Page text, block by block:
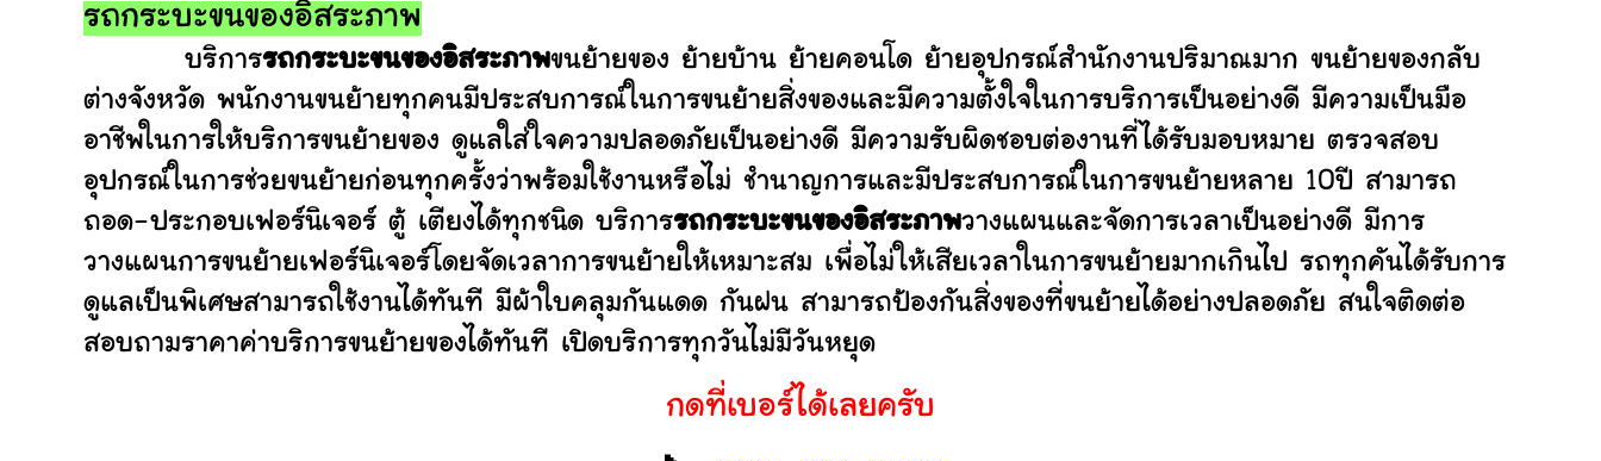
รถกระบะขนของอิสระภาพ
บริการรถกระบะขนของอิสระภาพขนย้ายของ ย้ายบ้าน ย้ายคอนโด ย้ายอุปกรณ์สำนักงานปริมาณมาก ขนย้ายของกลับ
ต่างจังหวัด พนักงานขนย้ายทุกคนมีประสบการณ์ในการขนย้ายสิ่งของและมีความตั้งใจในการบริการเป็นอย่างดี มีความเป็นมือ
อาชีพในการให้บริการขนย้ายของ ดูแลใส่ใจความปลอดภัยเป็นอย่างดี มีความรับผิดชอบต่องานที่ได้รับมอบหมาย ตรวจสอบ
อุปกรณ์ในการช่วยขนย้ายก่อนทุกครั้งว่าพร้อมใช้งานหรือไม่ ชำนาญการและมีประสบการณ์ในการขนย้ายหลาย 10ปี สามารถ
ถอด-ประกอบเฟอร์นิเจอร์ ตู้ เตียงได้ทุกชนิด บริการรถกระบะขนของอิสระภาพวางแผนและจัดการเวลาเป็นอย่างดี มีการ
วางแผนการขนย้ายเฟอร์นิเจอร์โดยจัดเวลาการขนย้ายให้เหมาะสม เพื่อไม่ให้เสียเวลาในการขนย้ายมากเกินไป รถทุกคันได้รับการ
ดูแลเป็นพิเศษสามารถใช้งานได้ทันที มีผ้าใบคลุมกันแดด กันฝน สามารถป้องกันสิ่งของที่ขนย้ายได้อย่างปลอดภัย สนใจติดต่อ
สอบถามราคาค่าบริการขนย้ายของได้ทันที เปิดบริการทุกวันไม่มีวันหยุด
กดที่เบอร์ได้เลยครับ